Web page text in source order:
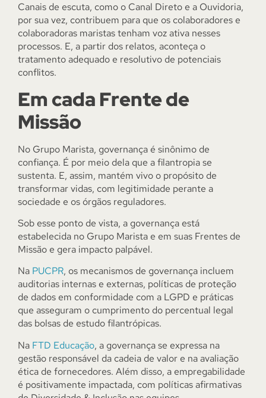
Canais de escuta, como o Canal Direto e a Ouvidoria,
por sua vez, contribuem para que os colaboradores e
colaboradoras maristas tenham voz ativa nesses
processos. E, a partir dos relatos, aconteça o
tratamento adequado e resolutivo de potenciais
conflitos.
Em cada Frente de
Missão
No Grupo Marista, governança é sinônimo de
confiança. É por meio dela que a filantropia se
sustenta. E, assim, mantém vivo o propósito de
transformar vidas, com legitimidade perante a
sociedade e os órgãos reguladores.
Sob esse ponto de vista, a governança está
estabelecida no Grupo Marista e em suas Frentes de
Missão e gera impacto palpável.
Na PUCPR, os mecanismos de governança incluem
auditorias internas e externas, políticas de proteção
de dados em conformidade com a LGPD e práticas
que asseguram o cumprimento do percentual legal
das bolsas de estudo filantrópicas.
Na FTD Educação, a governança se expressa na
gestão responsável da cadeia de valor e na avaliação
ética de fornecedores. Além disso, a empregabilidade
é positivamente impactada, com políticas afirmativas